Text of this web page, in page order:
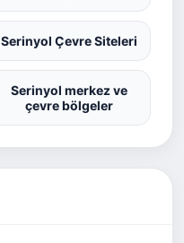
Serinyol Çevre Siteleri
Serinyol merkez ve
çevre bölgeler